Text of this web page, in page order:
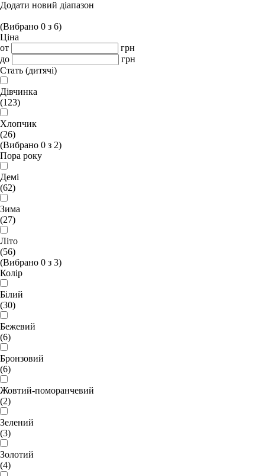
Додати новий діапазон
(Вибрано 0 з 6)
Ціна
от
грн
до
грн
Стать (дитячі)
Дівчинка
(123)
Хлопчик
(26)
(Вибрано 0 з 2)
Пора року
Демі
(62)
Зима
(27)
Літо
(56)
(Вибрано 0 з 3)
Колір
Білий
(30)
Бежевий
(6)
Бронзовий
(6)
Жовтий-поморанчевий
(2)
Зелений
(3)
Золотий
(4)